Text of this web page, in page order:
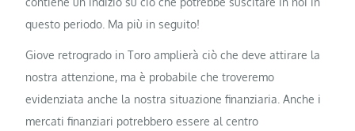
questo periodo. Ma più in seguito!
Giove retrogrado in Toro amplierà ciò che deve attirare la
nostra attenzione, ma è probabile che troveremo
evidenziata anche la nostra situazione finanziaria. Anche i
mercati finanziari potrebbero essere al centro